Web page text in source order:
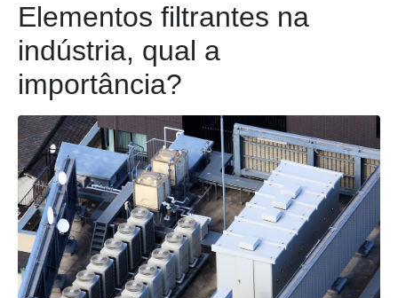
Elementos filtrantes na
indústria, qual a
importância?